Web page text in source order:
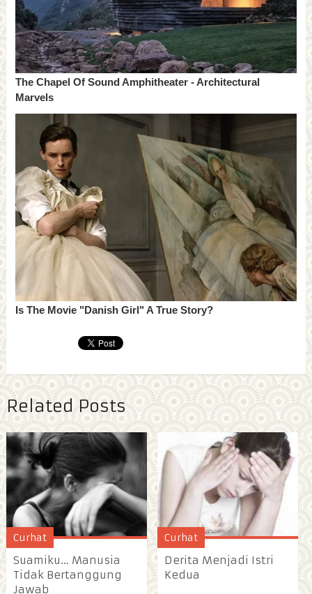
Related Posts
Curhat
Suamiku… Manusia
Tidak Bertanggung
Jawab
Curhat
Derita Menjadi Istri
Kedua